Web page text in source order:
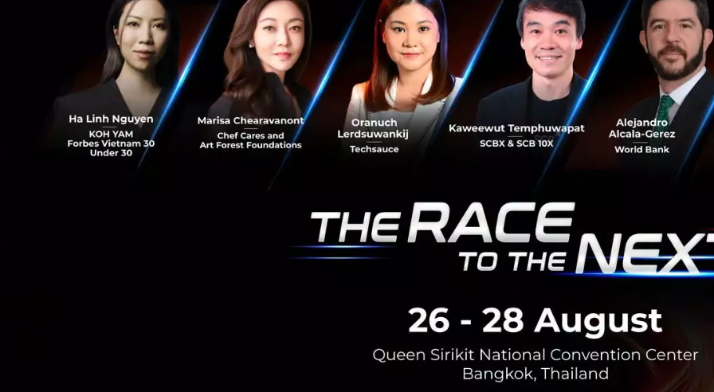
พฤศจิกายน 11, 2024 | By
Techsauce Team
0
Tech & Biz smes ingram-micro CAN Innovation
รู้จัก UOB Sustainability Compass เข็มทิศชี้ทาง
ธุรกิจ SMEs สู่อนาคตแห่งความยั่งยืน
ในยุคที่ ‘ความยั่งยืน’ ไม่ใช่แค่เทรนด์ แต่เป็นกุญแจสำคัญสู่
ความสำเร็จที่ SMEs ไทยต้องก้าวให้ทัน! หากคุณยังไม่แน่ใจว่า
ธุรกิจของคุณพร้อมแค่ไหนกับเรื่องความยั่งยืน ลองใช้ ‘UOB
ตุลาคม 28, 2024 | ByTechsauce Team
0
UOB SMEs UOB Sustainability Compass
เรื่องน่ารู้จากวงเสวนา 'Shark Restage: ฉลามคืนถิ่น
ปลุกธุรกิจ SMEs ไทย' โดย 3 กูรูด้านการลงทุน
รวมเรื่องที่ SMEs ควรรู้ จากวงเสวนา 'Shark Restage: ฉลาม
คืนถิ่น ปลุกธุรกิจ SMEs ไทย' โดย 3 กูรูด้านการลงทุน ในงาน
สัมมนาแชร์ความรู้ BITKUB SUMMIT 2024...